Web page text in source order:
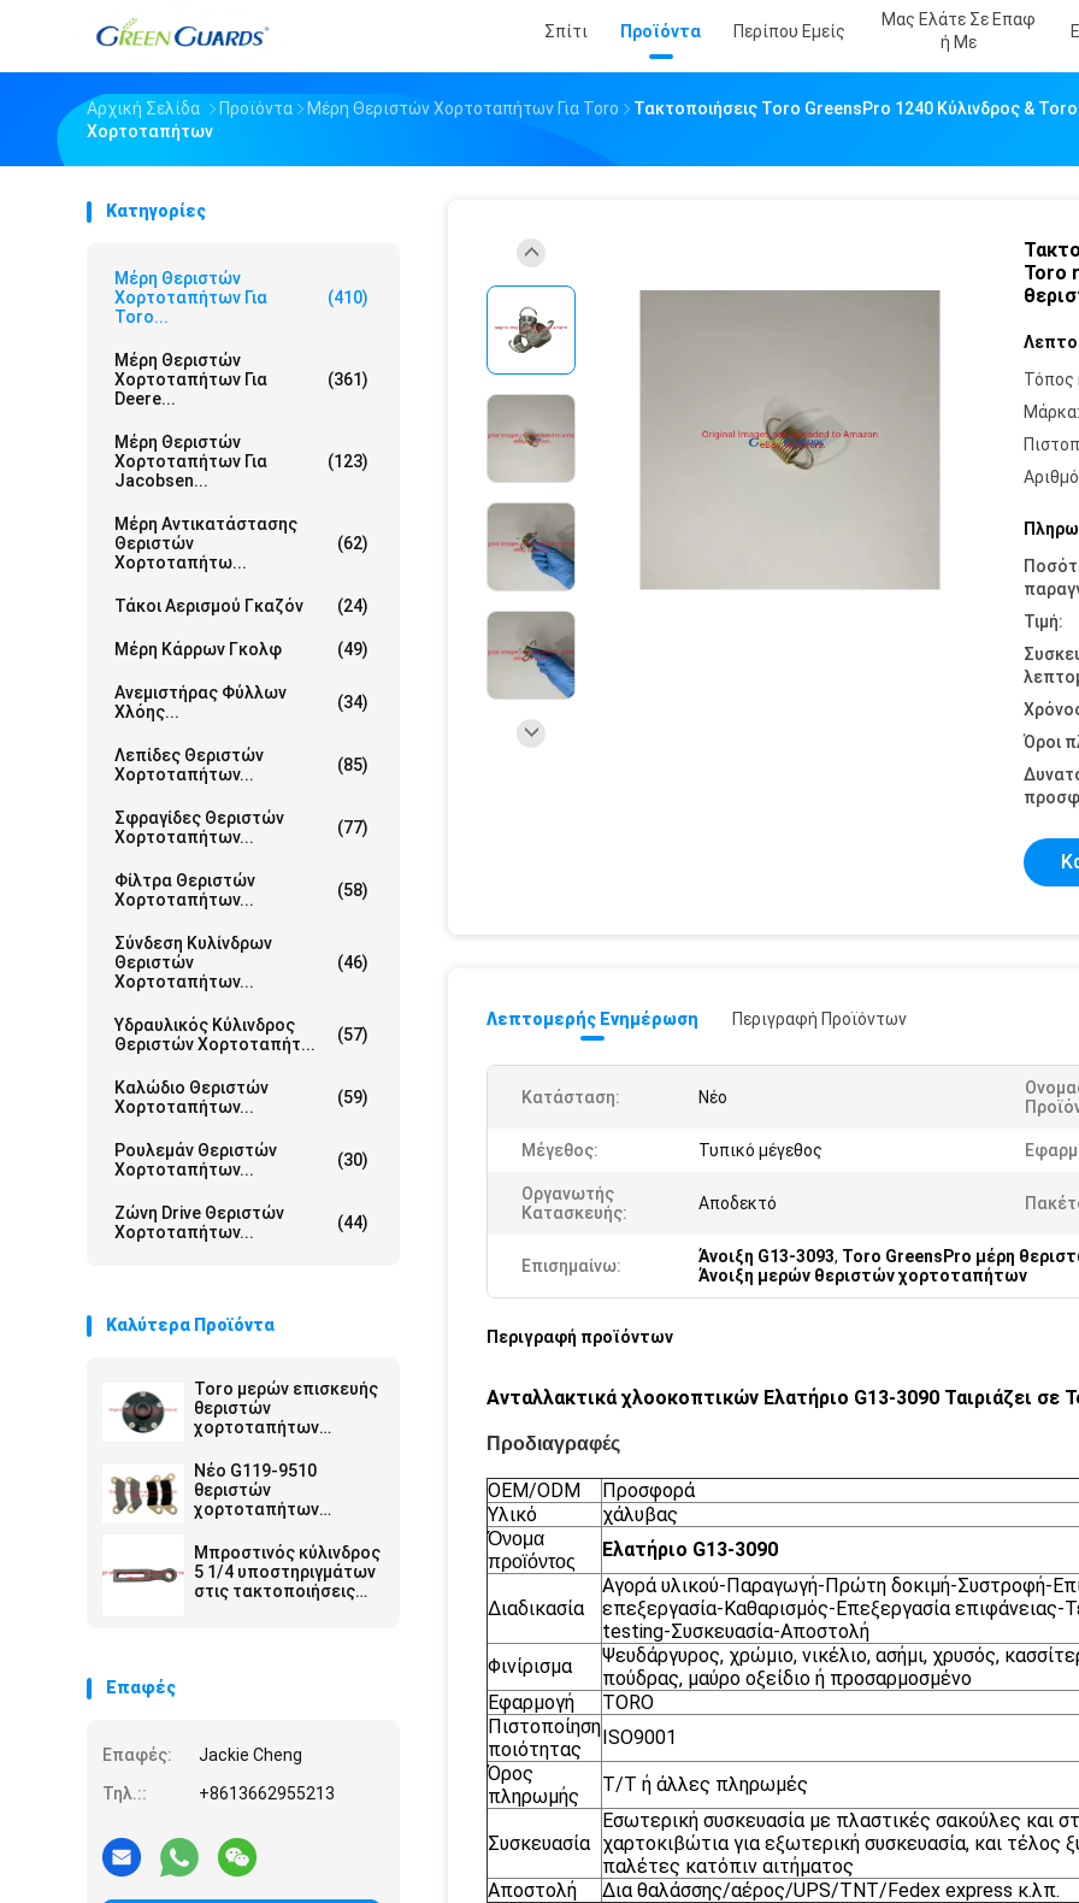
Σπίτι Προϊόντα Περίπου Εμείς
Μας Ελάτε Σε Επαφ
Ή Με
Αρχική Σελίδα Προϊόντα Μέρη Θεριστών Χορτοταπήτων Για Toro
Τακτοποιήσεις Toro GreensPro 1240 Κύλινδρος &
Χορτοταπήτων
Κατηγορίες
Μέρη Θεριστών
Χορτοταπήτων Για
Toro...
(410)
Μέρη Θεριστών
Χορτοταπήτων Για
Deere...
(361)
Μέρη Θεριστών
Χορτοταπήτων Για
Jacobsen...
(123)
Μέρη Αντικατάστασης
Θεριστών
Χορτοταπήτω...
(62)
Τάκοι Αερισμού Γκαζόν (24)
Μέρη Κάρρων Γκολφ (49)
Ανεμιστήρας Φύλλων
Χλόης...
(34)
Λεπίδες Θεριστών
Χορτοταπήτων...
(85)
Σφραγίδες Θεριστών
Χορτοταπήτων...
(77)
Φίλτρα Θεριστών
Χορτοταπήτων...
(58)
Σύνδεση Κυλίνδρων
Θεριστών
Χορτοταπήτων...
(46)
Υδραυλικός Κύλινδρος
Θεριστών Χορτοταπήτ...
(57)
Καλώδιο Θεριστών
Χορτοταπήτων...
(59)
Ρουλεμάν Θεριστών
Χορτοταπήτων...
(30)
Ζώνη Drive Θεριστών
Χορτοταπήτων...
(44)
Καλύτερα Προϊόντα
Toro μερών επισκευής
θεριστών
χορτοταπήτων
κατάλληλο όχημα
πολλαπλών χρήσεων
εργατών
Νέο G119-9510
θεριστών
χορτοταπήτων
φρένων μερών 4
τακτοποιήσεων Toro
Μπροστινός κύλινδρος
5 1/4 υποστηριγμάτων
στις τακτοποιήσεις
Επαφές
Επαφές:
Jackie Cheng
Τηλ.::
+8613662955213
Toro
Τόπος
Μάρκα:
Τιμή:
Όροι
Λεπτομερής Ενημέρωση Περιγραφή Προϊόντων
Κατάσταση: Νέο
Μέγεθος: Τυπικό μέγεθος
Οργανωτής
Κατασκευής:
Αποδεκτό
Επισημαίνω: Άνοιξη G13-3093, Toro GreensPro μέρη
Άνοιξη μερών θεριστών χορτοταπήτων
Περιγραφή προϊόντων
Ανταλλακτικά χλοοκοπτικών Ελατήριο G13-3090 Ταιριάζει
Προδιαγραφές
OEM/ODM
Προσφορά
Υλικό
χάλυβας
Όνομα
προϊόντος
Ελατήριο G13-3090
Διαδικασία
Αγορά υλικού-Παραγωγή-Πρώτη δοκιμή-Συστροφή-
επεξεργασία-Καθαρισμός-Επεξεργασία επιφάνειας-
testing-Συσκευασία-Αποστολή
Φινίρισμα
Ψευδάργυρος, χρώμιο, νικέλιο, ασήμι, χρυσός,
πούδρας, μαύρο οξείδιο ή προσαρμοσμένο
Εφαρμογή
TORO
Πιστοποίηση
ποιότητας
ISO9001
Όρος
πληρωμής
T/T ή άλλες πληρωμές
Συσκευασία
Εσωτερική συσκευασία με πλαστικές σακούλες και
χαρτοκιβώτια για εξωτερική συσκευασία, και τέλος
παλέτες κατόπιν αιτήματος
Αποστολή
Δια θαλάσσης/αέρος/UPS/TNT/Fedex express κ.λπ.